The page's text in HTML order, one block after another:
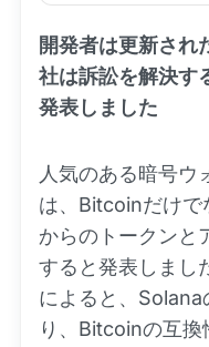
開発者は更新され
社は訴訟を解決す
発表しました
人気のある暗号
は、Bitcoinだけで
からのトークンと
すると発表しまし
によると、
り、Bitcoinの互